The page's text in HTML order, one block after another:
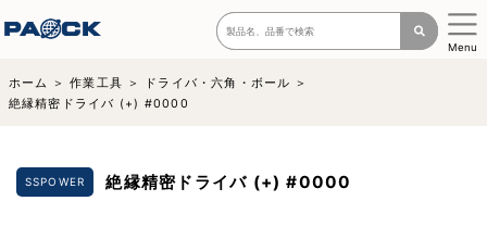
Menu
ホーム 作業工具
ドライバ・六角・ボール
絶縁精密ドライバ (+) #0000
SSPOWER 絶縁精密ドライバ (+) #0000